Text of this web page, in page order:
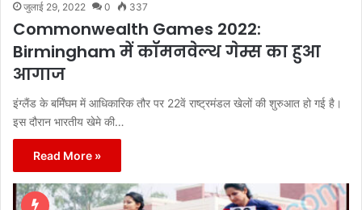
जुलाई 29, 2022 0 337
Commonwealth Games 2022:
Birmingham में कॉमनवेल्थ गेम्स का हुआ
आगाज
इंग्लैंड के बर्मिंघम में आधिकारिक तौर पर 22वें राष्ट्रमंडल खेलों की शुरुआत हो गई है।
इस दौरान भारतीय खेमे की…
Read More »